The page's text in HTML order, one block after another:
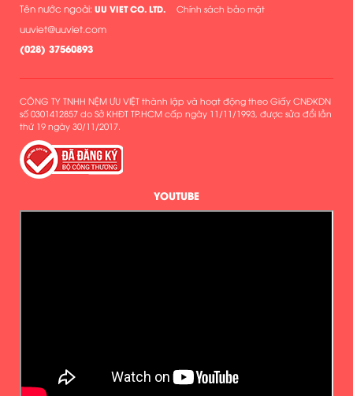
Tên nước ngoài: UU VIET CO. LTD.
uuviet@uuviet.com
(028) 37560893
Chính sách bảo mật
CÔNG TY TNHH NỆM ƯU VIỆT thành lập và hoạt động theo Giấy CNĐKDN
số 0301412857 do Sở KHĐT TP.HCM cấp ngày 11/11/1993, được sửa đổi lần
thứ 19 ngày 30/11/2017.
YOUTUBE